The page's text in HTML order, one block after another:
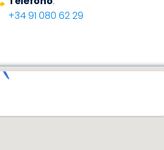
+34 91 080 62 29